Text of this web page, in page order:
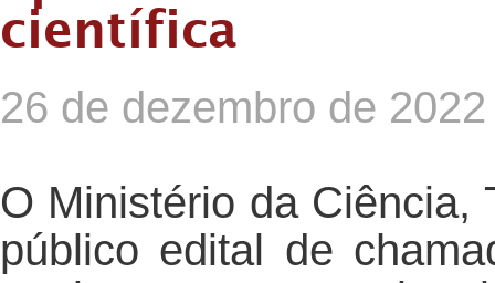
científica
26 de dezembro de 2022
O Ministério da Ciência,
público edital de